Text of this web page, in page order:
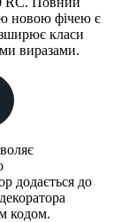
новою фічею є
класи
виразами.
додається до
кодом.